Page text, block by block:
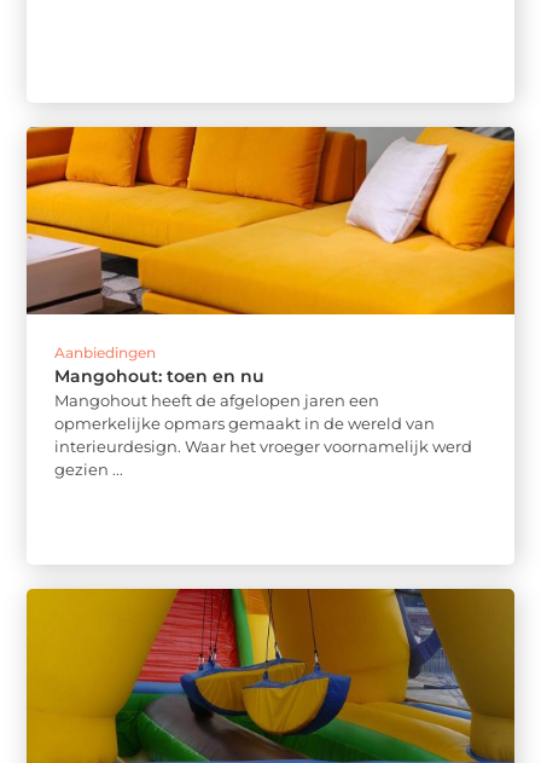
Aanbiedingen
Mangohout: toen en nu
Mangohout heeft de afgelopen jaren een
opmerkelijke opmars gemaakt in de wereld van
interieurdesign. Waar het vroeger voornamelijk werd
gezien ...